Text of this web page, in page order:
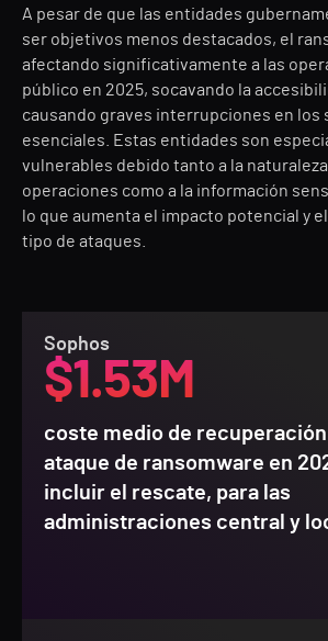
A pesar de que las entidades
ser objetivos menos destacados, el
afectando significativamente a las
público en 2025, socavando la
causando graves interrupciones en los
esenciales. Estas entidades son
vulnerables debido tanto a la
operaciones como a la información
lo que aumenta el impacto potencial y
tipo de ataques.
Sophos
$1.53M
coste medio de recuperación
ataque de ransomware en
incluir el rescate, para las
administraciones central y